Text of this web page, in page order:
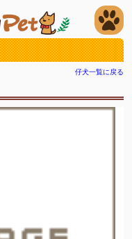
仔犬一覧に戻る